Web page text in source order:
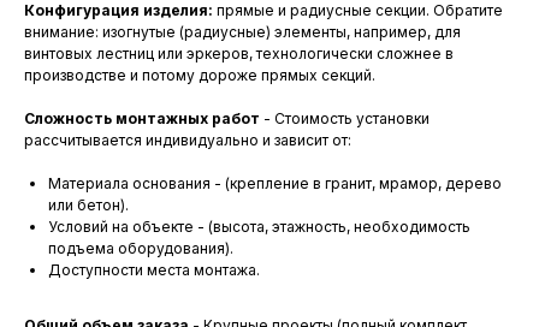
Конфигурация изделия: прямые и радиусные секции. Обратите
внимание: изогнутые (радиусные) элементы, например, для
винтовых лестниц или эркеров, технологически сложнее в
производстве и потому дороже прямых секций.
Сложность монтажных работ - Стоимость установки
рассчитывается индивидуально и зависит от:
Материала основания - (крепление в гранит, мрамор, дерево
или бетон).
Условий на объекте - (высота, этажность, необходимость
подъема оборудования).
Доступности места монтажа.